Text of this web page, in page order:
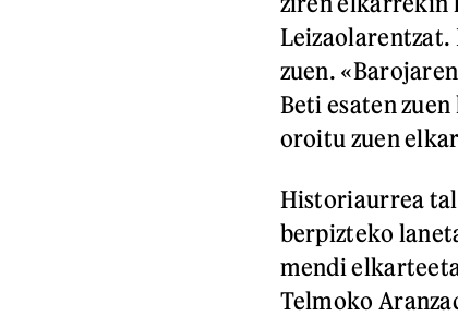
Leizaolarentzat.
zuen.
Beti esaten
oroitu zuen
Historiaurrea
berpizteko
mendi
Telmoko